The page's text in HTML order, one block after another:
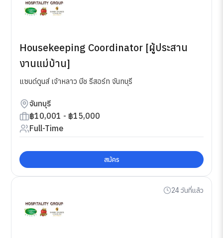
Housekeeping Coordinator [ผู้ประสาน
งานแม่บ้าน]
แซนด์ดูนส์ เจ้าหลาว บีช รีสอร์ท จันทบุรี
จันทบุรี
฿10,001 - ฿15,000
Full-Time
สมัคร
24 วันที่แล้ว